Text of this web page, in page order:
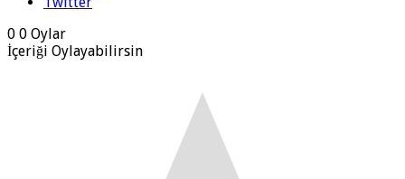
0 0 Oylar
İçeriği Oylayabilirsin